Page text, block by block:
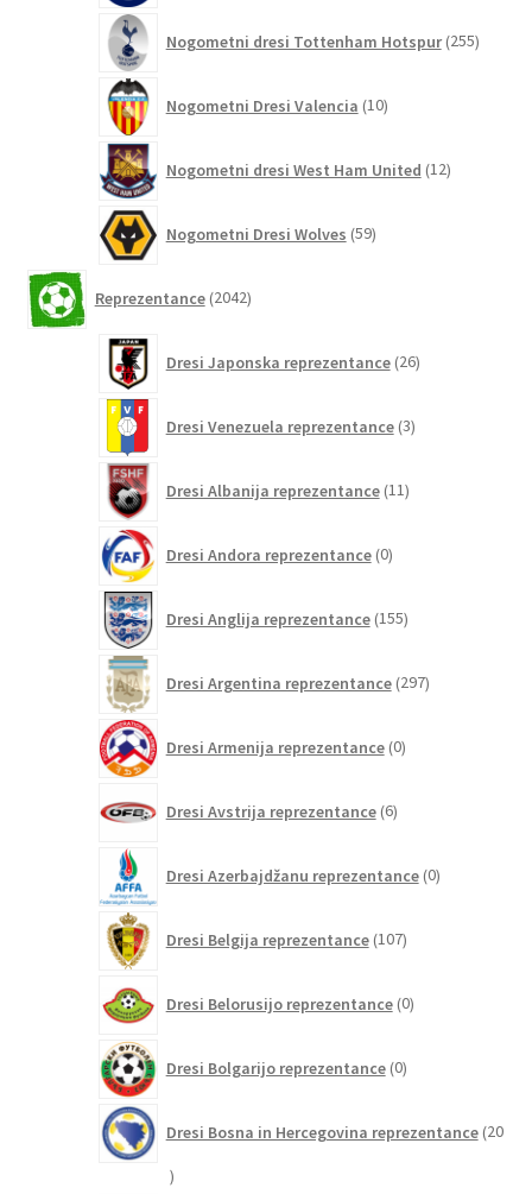
Nogometni dresi Tottenham Hotspur 255
Nogometni Dresi Valencia 10izdelkov
Nogometni dresi West Ham United 12izdelkov
Nogometni Dresi Wolves 59izdelkov
Reprezentance 2042izdelkov
Dresi Japonska reprezentance 26izdelkov
Dresi Venezuela reprezentance 3izdelki
Dresi Albanija reprezentance 11izdelkov
Dresi Andora reprezentance 0izdelkov
Dresi Anglija reprezentance 155izdelkov
Dresi Argentina reprezentance 297izdelkov
Dresi Armenija reprezentance 0izdelkov
Dresi Avstrija reprezentance 6izdelkov
Dresi Azerbajdžanu reprezentance 0izdelkov
Dresi Belgija reprezentance 107izdelkov
Dresi Belorusijo reprezentance 0izdelkov
Dresi Bolgarijo reprezentance 0izdelkov
Dresi Bosna in Hercegovina reprezentance 20
20